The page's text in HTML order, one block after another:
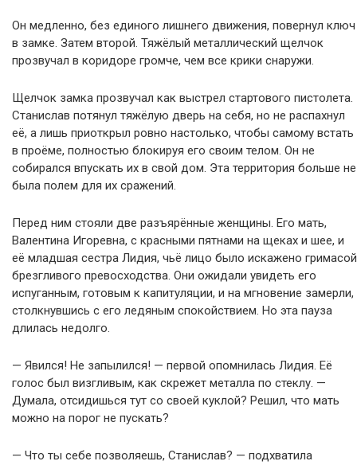
Он медленно, без единого лишнего движения, повернул ключ
в замке. Затем второй. Тяжёлый металлический щелчок
прозвучал в коридоре громче, чем все крики снаружи.
Щелчок замка прозвучал как выстрел стартового пистолета.
Станислав потянул тяжёлую дверь на себя, но не распахнул
её, а лишь приоткрыл ровно настолько, чтобы самому встать
в проёме, полностью блокируя его своим телом. Он не
собирался впускать их в свой дом. Эта территория больше не
была полем для их сражений.
Перед ним стояли две разъярённые женщины. Его мать,
Валентина Игоревна, с красными пятнами на щеках и шее, и
её младшая сестра Лидия, чьё лицо было искажено гримасой
брезгливого превосходства. Они ожидали увидеть его
испуганным, готовым к капитуляции, и на мгновение замерли,
столкнувшись с его ледяным спокойствием. Но эта пауза
длилась недолго.
— Явился! Не запылился! — первой опомнилась Лидия. Её
голос был визгливым, как скрежет металла по стеклу. —
Думала, отсидишься тут со своей куклой? Решил, что мать
можно на порог не пускать?
— Что ты себе позволяешь, Станислав? — подхватила